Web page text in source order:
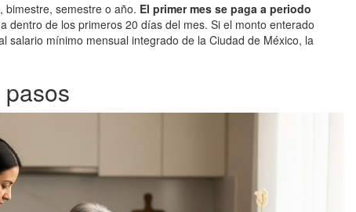
bimestre, semestre o año. El primer mes se paga a periodo
dentro de los primeros 20 días del mes. Si el monto enterado
salario mínimo mensual integrado de la Ciudad de México, la